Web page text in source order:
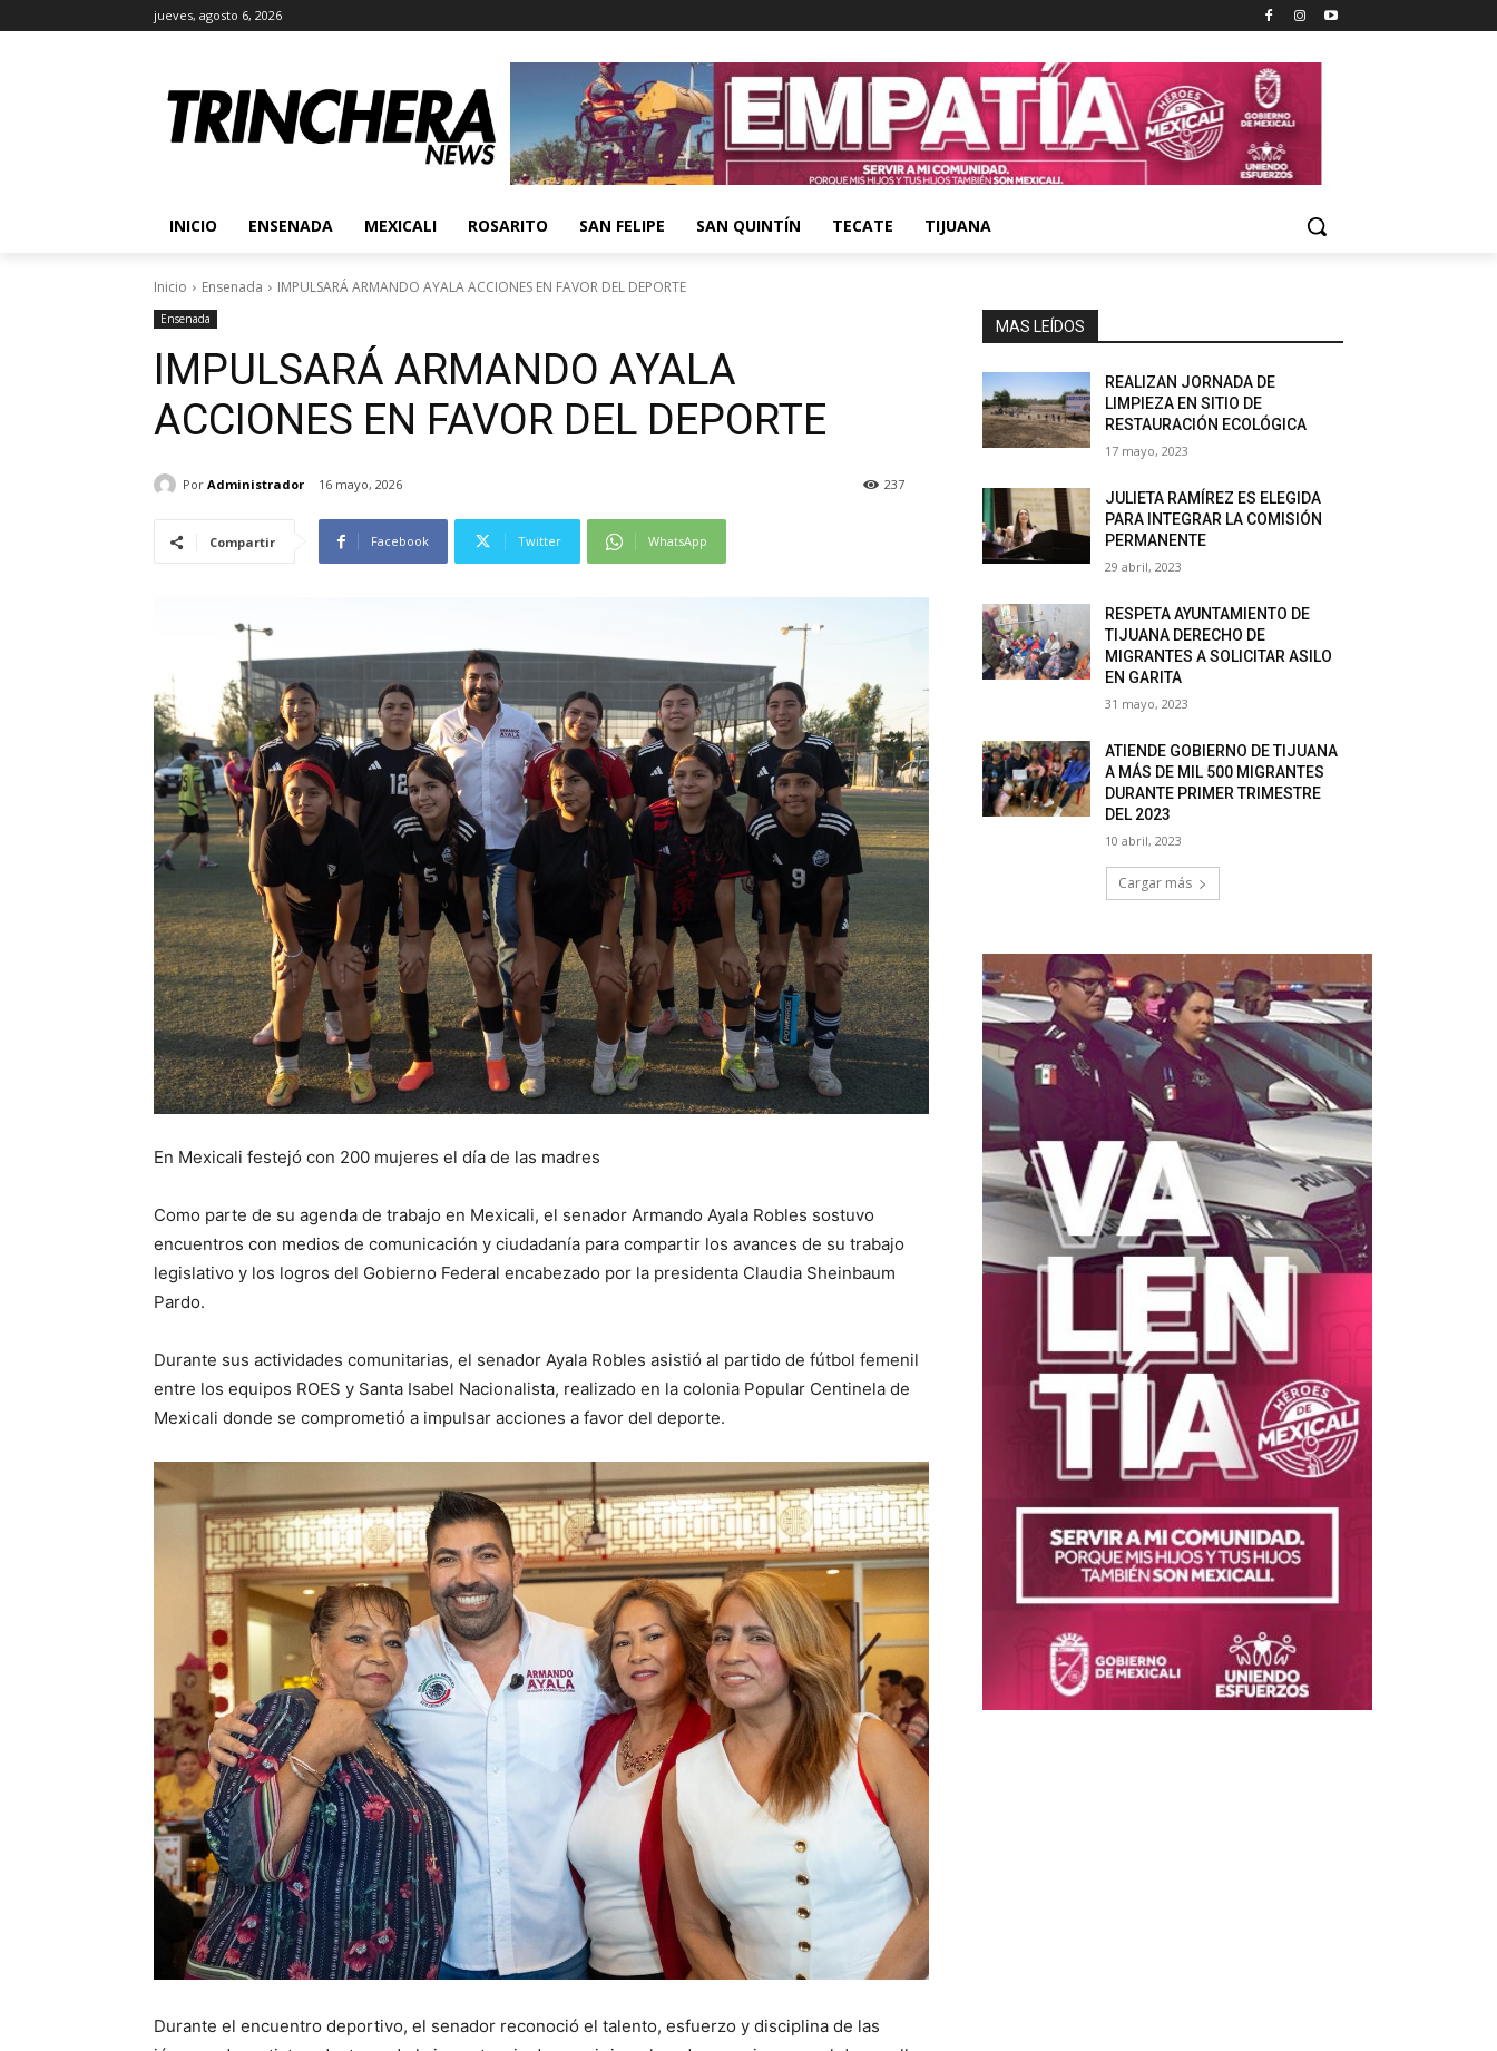
jueves, agosto 6, 2026
INICIO ENSENADA MEXICALI ROSARITO SAN FELIPE SAN QUINTÍN TECATE TIJUANA
Inicio Ensenada IMPULSARÁ ARMANDO AYALA ACCIONES EN FAVOR DEL DEPORTE
Ensenada
IMPULSARÁ ARMANDO AYALA
ACCIONES EN FAVOR DEL DEPORTE
Por Administrador 16 mayo, 2026 237
Compartir Facebook Twitter WhatsApp
En Mexicali festejó con 200 mujeres el día de las madres
Como parte de su agenda de trabajo en Mexicali, el senador Armando Ayala Robles sostuvo
encuentros con medios de comunicación y ciudadanía para compartir los avances de su trabajo
legislativo y los logros del Gobierno Federal encabezado por la presidenta Claudia Sheinbaum
Pardo.
Durante sus actividades comunitarias, el senador Ayala Robles asistió al partido de fútbol femenil
entre los equipos ROES y Santa Isabel Nacionalista, realizado en la colonia Popular Centinela de
Mexicali donde se comprometió a impulsar acciones a favor del deporte.
Durante el encuentro deportivo, el senador reconoció el talento, esfuerzo y disciplina de las
MAS LEÍDOS
REALIZAN JORNADA DE
LIMPIEZA EN SITIO DE
RESTAURACIÓN ECOLÓGICA
17 mayo, 2023
JULIETA RAMÍREZ ES ELEGIDA
PARA INTEGRAR LA COMISIÓN
PERMANENTE
29 abril, 2023
RESPETA AYUNTAMIENTO DE
TIJUANA DERECHO DE
MIGRANTES A SOLICITAR ASILO
EN GARITA
31 mayo, 2023
ATIENDE GOBIERNO DE TIJUANA
A MÁS DE MIL 500 MIGRANTES
DURANTE PRIMER TRIMESTRE
DEL 2023
10 abril, 2023
Cargar más